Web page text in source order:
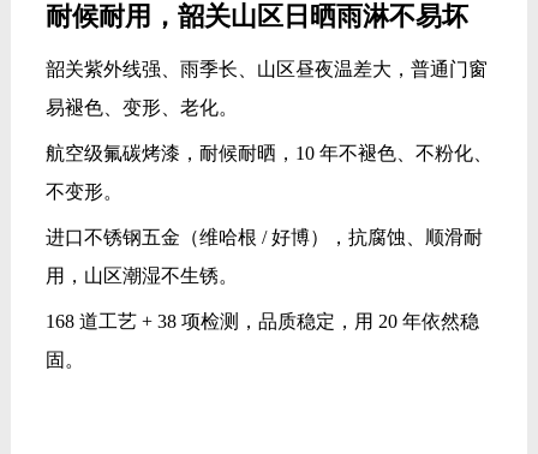
耐候耐用，韶关山区日晒雨淋不易坏
韶关紫外线强、雨季长、山区昼夜温差大，普通门窗
易褪色、变形、老化。
航空级氟碳烤漆，耐候耐晒，10 年不褪色、不粉化、
不变形。
进口不锈钢五金（维哈根 / 好博），抗腐蚀、顺滑耐
用，山区潮湿不生锈。
168 道工艺 + 38 项检测，品质稳定，用 20 年依然稳
固。